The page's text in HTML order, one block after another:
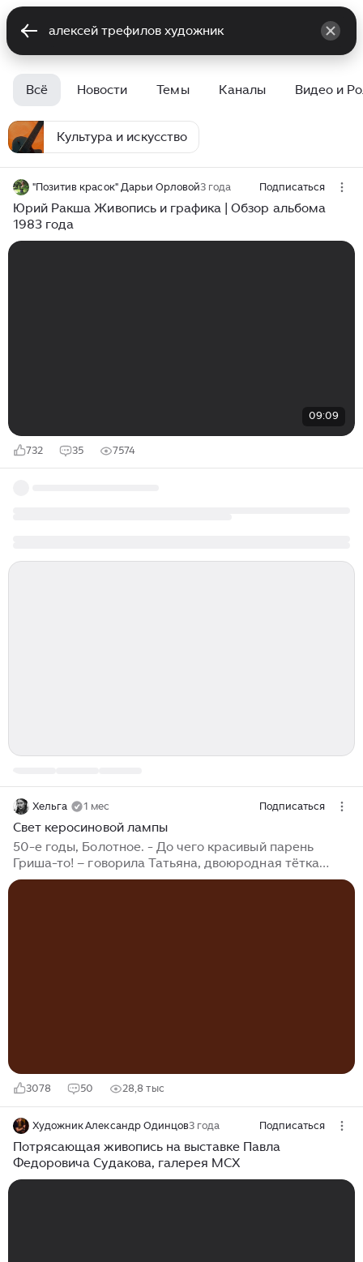
Всё Новости Темы Каналы Видео и
Культура и искусство
"Позитив красок" Дарьи Орловой3 года Подписаться
Юрий Ракша Живопись и графика | Обзор альбома
1983 года
09:09
732 35 7574
Хельга 1 мес Подписаться
Свет керосиновой лампы
50-е годы, Болотное. - До чего красивый парень
Гриша-то! – говорила Татьяна, двоюродная тётка
невесты. – Наша Аля тоже ничего, а в сравнении с
3078 50 28,8 тыс
Художник Александр Одинцов3 года Подписаться
Потрясающая живопись на выставке Павла
Федоровича Судакова, галерея МСХ